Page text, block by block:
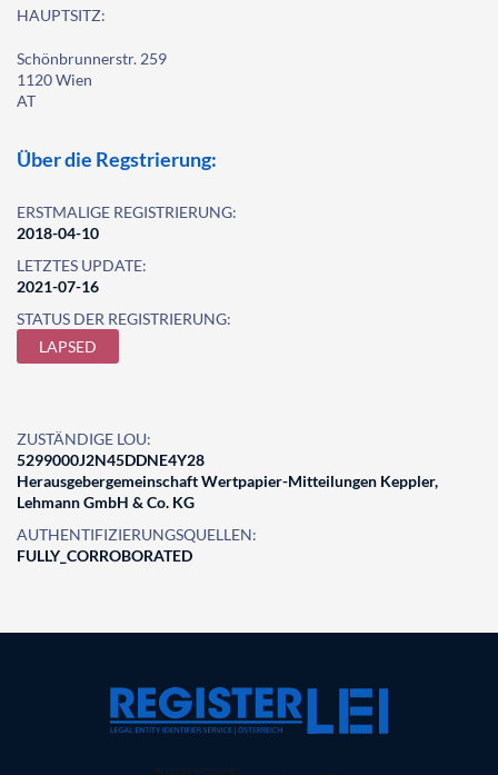
HAUPTSITZ:
Schönbrunnerstr. 259
1120 Wien
AT
Über die Regstrierung:
ERSTMALIGE REGISTRIERUNG:
2018-04-10
LETZTES UPDATE:
2021-07-16
STATUS DER REGISTRIERUNG:
LAPSED
ZUSTÄNDIGE LOU:
5299000J2N45DDNE4Y28
Herausgebergemeinschaft Wertpapier-Mitteilungen Keppler,
Lehmann GmbH & Co. KG
AUTHENTIFIZIERUNGSQUELLEN:
FULLY_CORROBORATED